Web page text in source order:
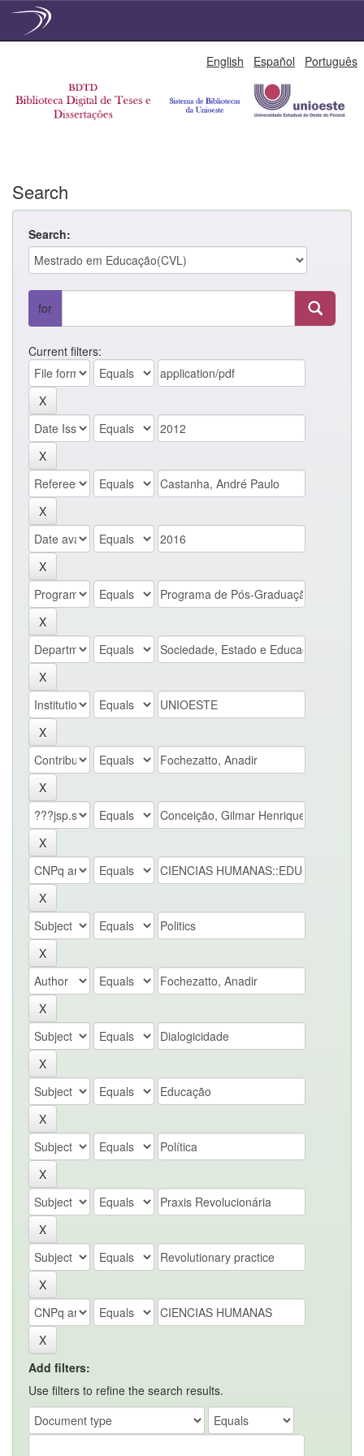
English Español Português
Search
Search:
for
Current filters:
Add filters:
Use filters to refine the search results.